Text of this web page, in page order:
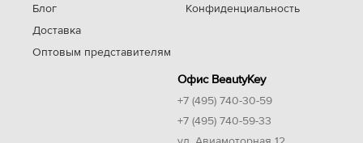
Блог
Доставка
Оптовым представителям
Конфиденциальность
Офис BeautyKey
+7 (495) 740-30-59
+7 (495) 740-59-33